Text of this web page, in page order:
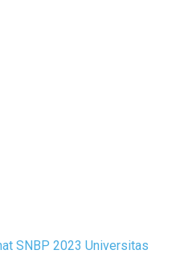
SNBP 2023 Universitas